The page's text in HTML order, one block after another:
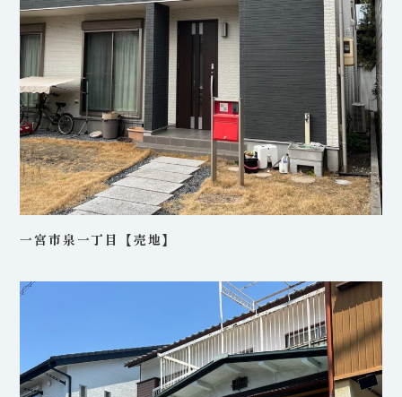
一宮市泉一丁目【売地】